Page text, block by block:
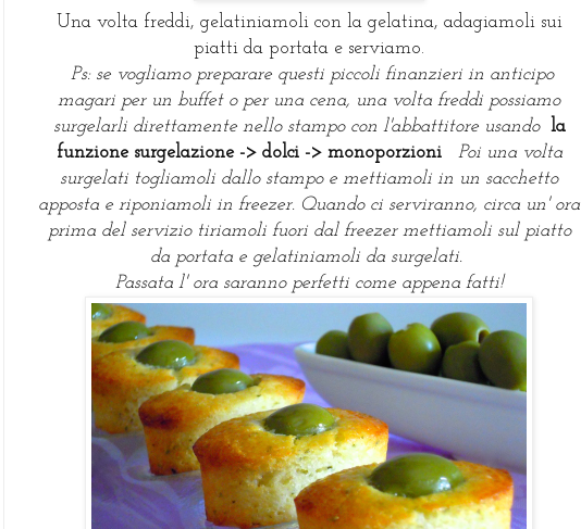
Una volta freddi, gelatiniamoli con la gelatina, adagiamoli sui
piatti da portata e serviamo.
Ps: se vogliamo preparare questi piccoli finanzieri in anticipo
magari per un buffet o per una cena, una volta freddi possiamo
surgelarli direttamente nello stampo con l'abbattitore usando la
funzione surgelazione -> dolci -> monoporzioni
Poi una volta
surgelati togliamoli dallo stampo e mettiamoli in un sacchetto
apposta e riponiamoli in freezer. Quando ci serviranno, circa un' ora
prima del servizio tiriamoli fuori dal freezer mettiamoli sul piatto
da portata e gelatiniamoli da surgelati.
Passata l' ora saranno perfetti come appena fatti!